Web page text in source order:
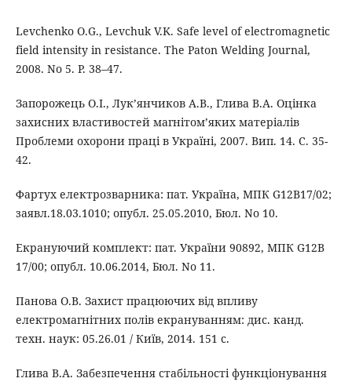
Levchenko O.G., Levchuk V.K. Safe level of electromagnetic
field intensity in resistance. The Paton Welding Journal,
2008. No 5. P. 38–47.
Запорожець О.І., Лук’янчиков А.В., Глива В.А. Оцінка
захисних властивостей магнітом’яких матеріалів
Проблеми охорони праці в Україні, 2007. Вип. 14. С. 35-
42.
Фартух електрозварника: пат. Україна, МПК G12B17/02;
заявл.18.03.1010; опубл. 25.05.2010, Бюл. No 10.
Екрануючий комплект: пат. України 90892, МПК G12B
17/00; опубл. 10.06.2014, Бюл. No 11.
Панова О.В. Захист працюючих від впливу
електромагнітних полів екрануванням: дис. канд.
техн. наук: 05.26.01 / Київ, 2014. 151 с.
Глива В.А. Забезпечення стабільності функціонування